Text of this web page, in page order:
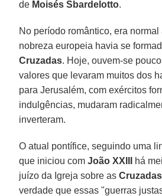
de Moisés Sbardelotto.
No período romântico, era
nobreza europeia havia se
Cruzadas. Hoje, ouvem-se
valores que levaram muitos dos
para Jerusalém, com exércitos
indulgências, mudaram
inverteram.
O atual pontífice, seguindo uma
que iniciou comJoão XXIII há
juízo da Igreja sobre asCruzadas
verdade que essas "guerras